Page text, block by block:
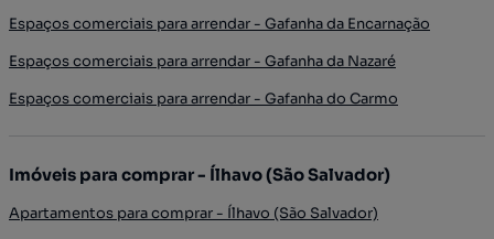
Espaços comerciais para arrendar - Gafanha da Encarnação
Espaços comerciais para arrendar - Gafanha da Nazaré
Espaços comerciais para arrendar - Gafanha do Carmo
Imóveis para comprar - Ílhavo (São Salvador)
Apartamentos para comprar - Ílhavo (São Salvador)